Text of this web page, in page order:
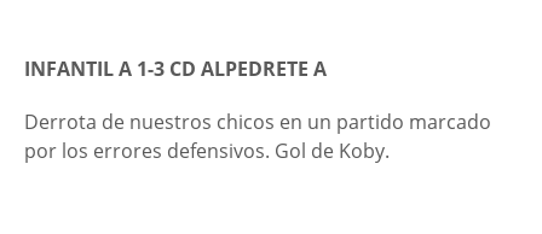
INFANTIL A 1-3 CD ALPEDRETE A
Derrota de nuestros chicos en un partido marcado
por los errores defensivos. Gol de Koby.